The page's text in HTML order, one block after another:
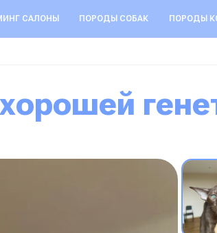
САЛОНЫ ПОРОДЫ СОБАК ПОРОДЫ